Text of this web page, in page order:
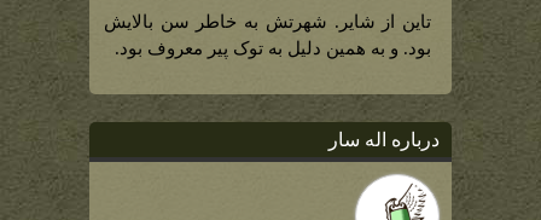
شایر
(توک
پیر)
تاین از شایر. شهرتش به خاطر سن بالایش
بود. و به همین دلیل به توک پیر معروف بود.
درباره اله سار